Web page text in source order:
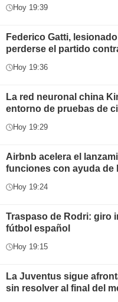
Hoy 19:39
Federico Gatti,
perderse el partido
Hoy 19:36
La red neuronal china
entorno de pruebas de
Hoy 19:29
Airbnb acelera el
funciones con ayuda de
Hoy 19:24
Traspaso de Rodri: giro
fútbol español
Hoy 19:15
La Juventus sigue
sin resolver al final del